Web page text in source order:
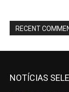
RECENT
NOTÍCIAS